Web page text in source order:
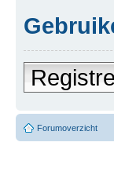
Forumoverzicht